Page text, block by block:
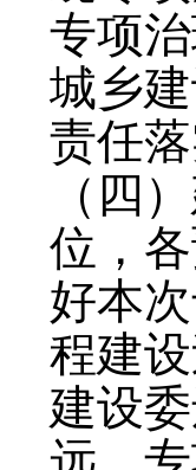
专项
城乡
责任
（四
位，
好本
程建
建设